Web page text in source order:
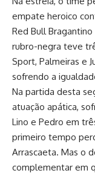
empate heroico
Red Bull
rubro-negra teve
Sport, Palmeiras e
sofrendo a
Na partida desta
atuação apática,
Lino e Pedro em
primeiro tempo
Arrascaeta. Mas o
complementar em